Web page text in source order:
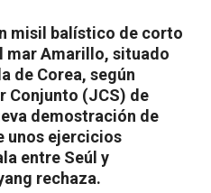
misil balístico de corto
mar Amarillo, situado
de Corea, según
Conjunto (JCS) de
demostración de
unos ejercicios
entre Seúl y
rechaza.